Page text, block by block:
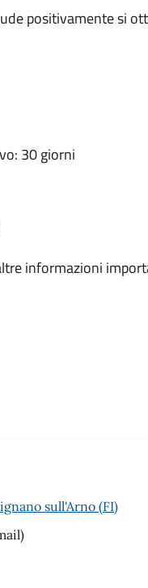
positivamente si
30 giorni
informazioni
sull'Arno (FI)